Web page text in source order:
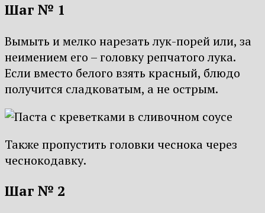
Шаг № 1
Вымыть и мелко нарезать лук-порей или, за
неимением его – головку репчатого лука.
Если вместо белого взять красный, блюдо
получится сладковатым, а не острым.
Также пропустить головки чеснока через
чеснокодавку.
Шаг № 2